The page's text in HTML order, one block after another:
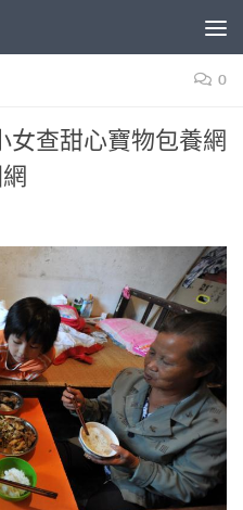
0
女查甜心寶物包養網